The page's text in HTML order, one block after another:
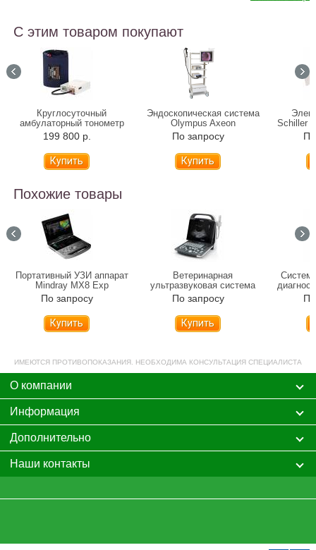
С этим товаром покупают
Круглосуточный
амбулаторный тонометр
ACCUNIQ BP800
199 800 р.
Эндоскопическая система
Olympus Axeon
По запросу
Schiller
Похожие товары
Портативный УЗИ аппарат
Mindray MX8 Exp
По запросу
Купить
Ветеринарная
ультразвуковая система
Mindray DP-10 Vet
По запросу
Купить
ИМЕЮТСЯ ПРОТИВОПОКАЗАНИЯ. НЕОБХОДИМА КОНСУЛЬТАЦИЯ СПЕЦИАЛИСТА
О компании
Информация
Дополнительно
Наши контакты